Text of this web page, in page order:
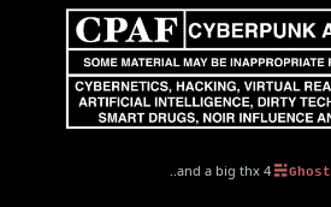
..and a big thx 4 Ghost